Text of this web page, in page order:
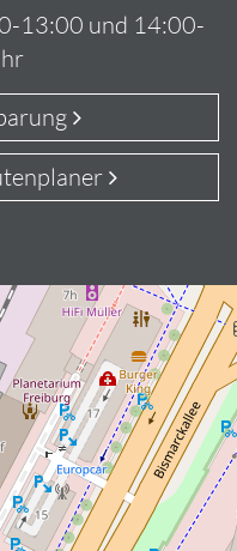
13:00 und 14:00-